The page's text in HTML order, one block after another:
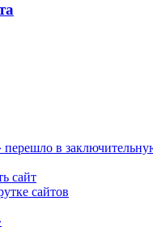
в
сайт
сайтов